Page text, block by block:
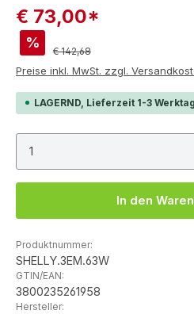
€ 73,00*
% Regulärer Preis:
€ 142,68
Preise inkl. MwSt. zzgl.
LAGERND, Lieferzeit 1-3
Produkt Anzahl: Gib den
In den
Produktnummer:
SHELLY.3EM.63W
GTIN/EAN:
3800235261958
Hersteller: